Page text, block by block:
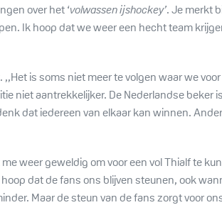
over het ‘volwassen ijshockey’. Je merkt
Ik hoop dat we weer een hecht team
is soms niet meer te volgen waar we
niet aantrekkelijker. De Nederlandse beker
dat iedereen van elkaar kan winnen.
weer geweldig om voor een vol Thialf te
dat de fans ons blijven steunen, ook
Maar de steun van de fans zorgt voor